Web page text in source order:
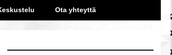
Ota yhteyttä